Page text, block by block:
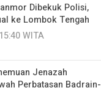
Dibekuk Polisi,
ke Lombok Tengah
WITA
Jenazah
Perbatasan Badrain-